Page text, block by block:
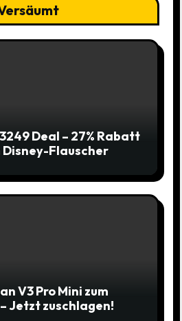
Deal – 27% Rabatt
Disney-Flauscher
V3 Pro Mini zum
Jetzt zuschlagen!